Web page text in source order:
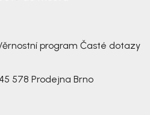
program Časté dotazy
578 Prodejna Brno